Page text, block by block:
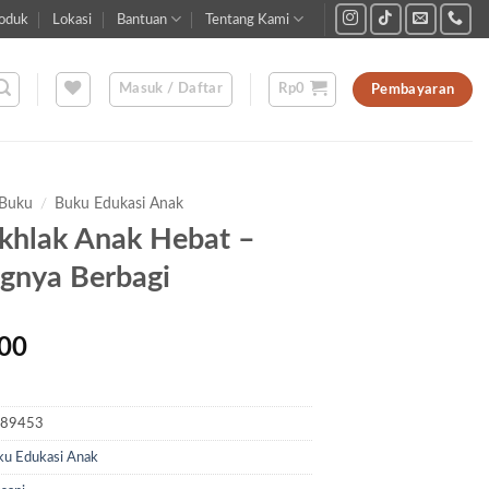
Lokasi Bantuan Tentang Kami
Masuk / Daftar Rp0 Pembayaran
Buku / Buku Edukasi Anak
Anak Hebat –
Berbagi
Edukasi Anak